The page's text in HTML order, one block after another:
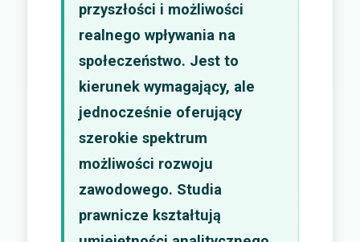
przyszłości i możliwości
realnego wpływania na
społeczeństwo. Jest to
kierunek wymagający, ale
jednocześnie oferujący
szerokie spektrum
możliwości rozwoju
zawodowego. Studia
prawnicze kształtują